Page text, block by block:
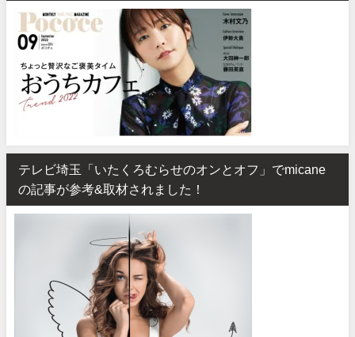
テレビ埼玉「いたくろむらせのオンとオフ」でmicane
の記事が参考&取材されました！